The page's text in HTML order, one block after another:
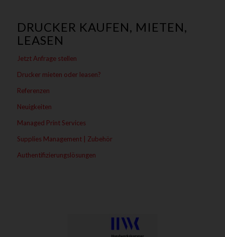
DRUCKER KAUFEN, MIETEN,
LEASEN
Jetzt Anfrage stellen
Drucker mieten oder leasen?
Referenzen
Neuigkeiten
Managed Print Services
Supplies Management | Zubehör
Authentifizierungslösungen